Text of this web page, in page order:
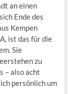
an einen
Ende des
Kempen
ist das für die
Sie
zu
– also acht
persönlich um